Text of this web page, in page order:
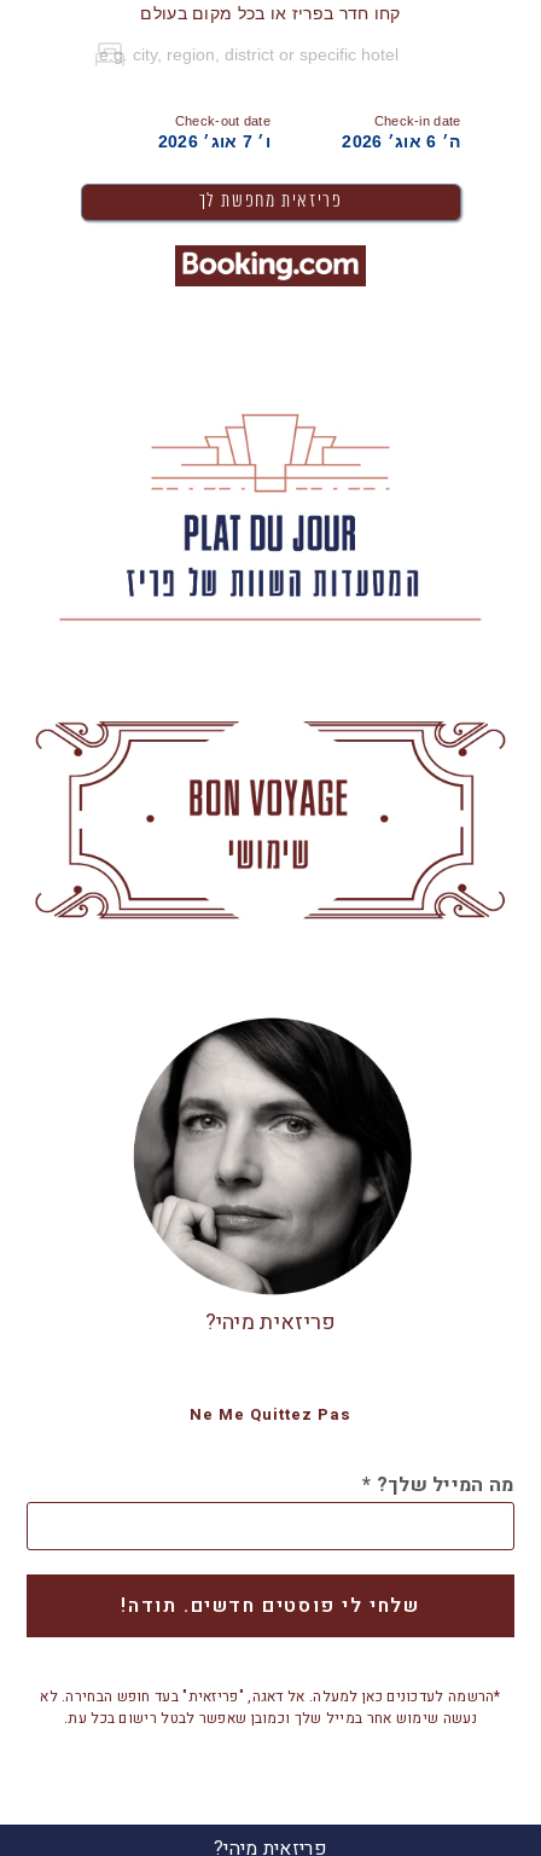
קחו חדר בפריז או בכל מקום בעולם
Check-in date
ה׳ 6 אוג׳ 2026
Check-out date
ו׳ 7 אוג׳ 2026
פריזאית מיהי?
Ne Me Quittez Pas
מה המייל שלך? *
*הרשמה לעדכונים כאן למעלה. אל דאגה, "פריזאית" בעד חופש הבחירה. לא
נעשה שימוש אחר במייל שלך וכמובן שאפשר לבטל רישום בכל עת.
פריזאית מיהי?